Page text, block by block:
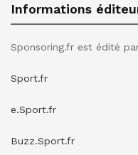
Informations
Sponsoring.fr est édité
Sport.fr
e.Sport.fr
Buzz.Sport.fr